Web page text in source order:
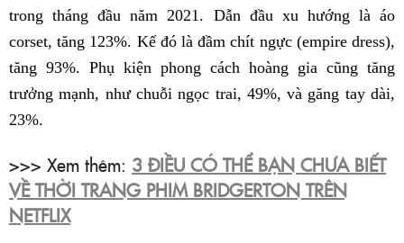
trong tháng đầu năm 2021. Dẫn đầu xu hướng là áo
corset, tăng 123%. Kế đó là đầm chít ngực (empire dress),
tăng 93%. Phụ kiện phong cách hoàng gia cũng tăng
trưởng mạnh, như chuỗi ngọc trai, 49%, và găng tay dài,
23%.
>>> Xem thêm: 3 ĐIỀU CÓ THỂ BẠN CHƯA BIẾT
VỀ THỜI TRANG PHIM BRIDGERTON TRÊN
NETFLIX